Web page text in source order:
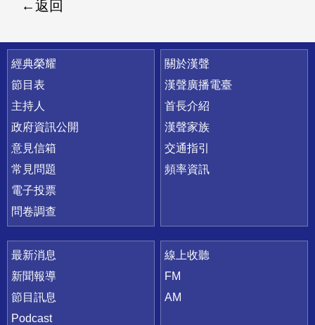
返回
快速連結
經典榮耀
節目表
主持人
政府資訊公開
意見信箱
常見問題
電子投票
問卷調查
關於漢聲
漢聲廣播電臺
首長介紹
漢聲家族
交通指引
頻率資訊
最新消息
新聞報導
節目訊息
Podcast
線上收聽
FM
AM